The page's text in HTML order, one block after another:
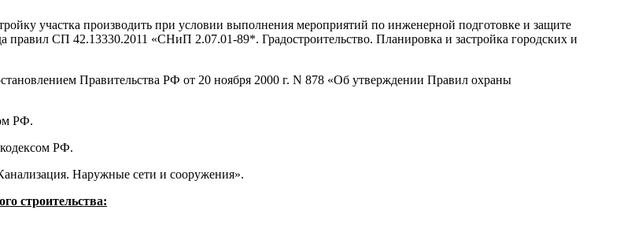
участка производить при условии выполнения мероприятий по инженерной подготовке и защите
правил СП 42.13330.2011 «СНиП 2.07.01-89*. Градостроительство. Планировка и застройка городских и
Правительства РФ от 20 ноября 2000 г. N 878 «Об утверждении Правил охраны
РФ.
РФ.
Наружные сети и сооружения».
строительства: